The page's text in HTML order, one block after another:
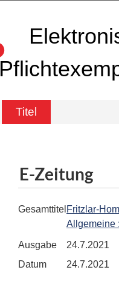
Titel
E-Zeitung
Gesamttitel Fritzlar-
Allgemeine
Ausgabe
24.7.2021
Datum
24.7.2021